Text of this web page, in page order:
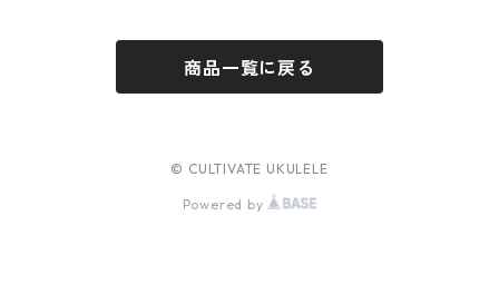
商品一覧に戻る
© CULTIVATE UKULELE
Powered by